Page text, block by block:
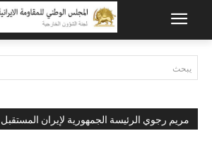
يبحث
مريم رجوي الرئيسة الجمهورية لإيران المستقبل